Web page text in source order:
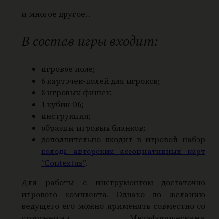
и многое другое…
В состав игры входит:
игровое поле;
6 карточек-полей для игроков;
8 игровых фишек;
1 кубик D6;
инструкция;
образцы игровых бланков;
дополнительно входит в игровой набор
колода авторских ассоциативных карт
“Contextus”.
Для работы с инструментом достаточно
игрового комплекта. Однако по желанию
ведущего его можно применять совместно со